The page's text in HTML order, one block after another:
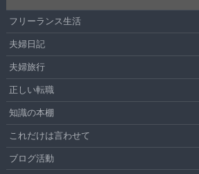
フリーランス生活
夫婦日記
夫婦旅行
正しい転職
知識の本棚
これだけは言わせて
ブログ活動